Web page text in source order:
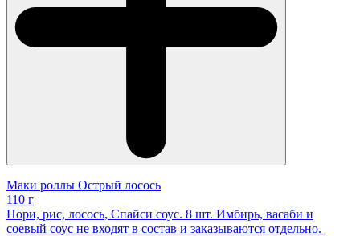
Маки роллы Острый лосось
110 г
Нори, рис, лосось, Спайси соус. 8 шт. Имбирь, васаби и
соевый соус не входят в состав и заказываются отдельно.